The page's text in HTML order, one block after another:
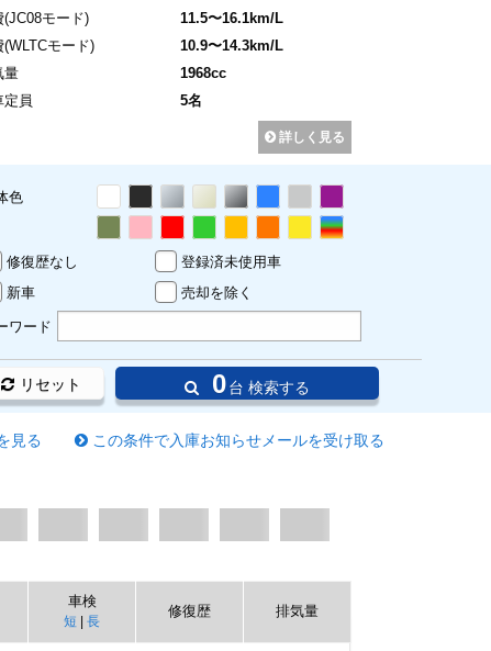
(JC08モード)
11.5〜16.1km/L
(WLTCモード)
10.9〜14.3km/L
量
1968cc
定員
5名
詳しく見る
色
修復歴なし
登録済未使用車
新車
売却を除く
ワード
0台 検索する
リセット
この条件で入庫お知らせメールを受け取る
見る
車検
短 | 長
修復歴 排気量